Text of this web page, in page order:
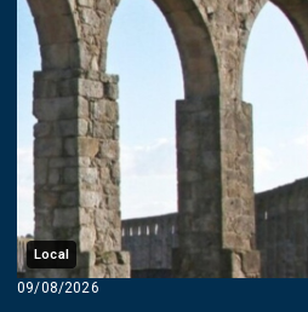
Local
09/08/2026